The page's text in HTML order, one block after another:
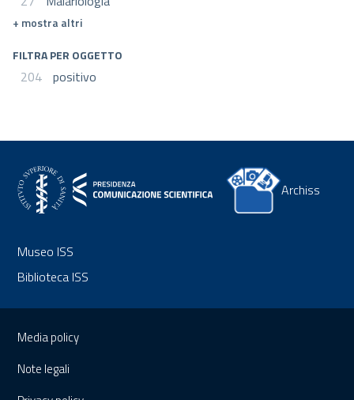
mostra altri
FILTRA PER OGGETTO
204 positivo
Archiss
Museo ISS
Biblioteca ISS
Media policy
Note legali